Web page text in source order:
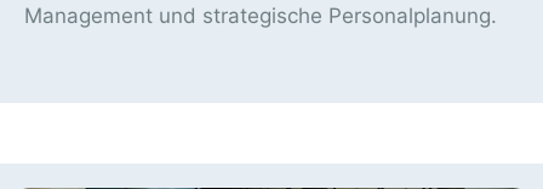
Management und strategische Personalplanung.